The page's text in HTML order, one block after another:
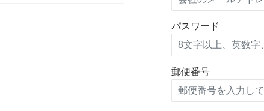
パスワード
郵便番号